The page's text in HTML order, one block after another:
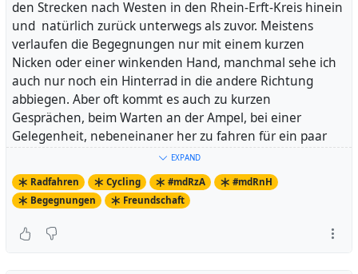
den Strecken nach Westen in den Rhein-Erft-Kreis hinein
und natürlich zurück unterwegs als zuvor. Meistens
verlaufen die Begegnungen nur mit einem kurzen
Nicken oder einer winkenden Hand, manchmal sehe ich
auch nur noch ein Hinterrad in die andere Richtung
abbiegen. Aber oft kommt es auch zu kurzen
Gesprächen, beim Warten an der Ampel, bei einer
Gelegenheit, nebeneinaner her zu fahren für ein paar
Es macht den Eindruck, als wären es flüchtige
Begegnungen, aber das stimmt nicht. Sie kommen
immer wieder und sind auch immer wieder mit einer
Geste des Erkennens und des Grußes verbunden.
EXPAND
Radfahren Cycling #mdRzA
#mdRnH
Begegnungen
Freundschaft